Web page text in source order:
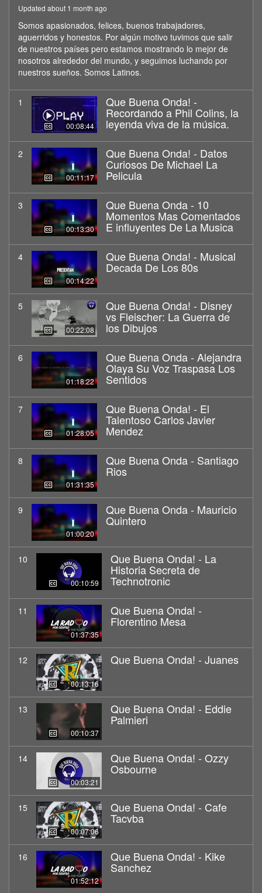
Updated about 1 month ago
Somos apasionados, felices, buenos trabajadores,
aguerridos y honestos. Por algún motivo tuvimos que salir
de nuestros países pero estamos mostrando lo mejor de
nosotros alrededor del mundo, y seguimos luchando por
nuestros sueños. Somos Latinos.
1
00:08:44
Que Buena Onda! -
Recordando a Phil Colins, la
leyenda viva de la música.
2
00:11:17
Que Buena Onda! - Datos
Curiosos De Michael La
Pelicula
3
00:13:30
Que Buena Onda - 10
Momentos Mas Comentados
E influyentes De La Musica
4
00:14:22
Que Buena Onda! - Musical
Decada De Los 80s
5
00:22:08
Que Buena Onda! - Disney
vs Fleischer: La Guerra de
los Dibujos
6
01:18:22
Que Buena Onda - Alejandra
Olaya Su Voz Traspasa Los
Sentidos
7
01:28:05
Que Buena Onda! - El
Talentoso Carlos Javier
Mendez
8
01:31:35
Que Buena Onda - Santiago
Rios
9
01:00:20
Que Buena Onda - Mauricio
Quintero
10
00:10:59
Que Buena Onda! - La
Historia Secreta de
Technotronic
11
01:37:35
Que Buena Onda! -
Florentino Mesa
12
00:13:16
Que Buena Onda! - Juanes
13
00:10:37
Que Buena Onda! - Eddie
Palmieri
14
00:03:21
Que Buena Onda! - Ozzy
Osbourne
15
00:07:06
Que Buena Onda! - Cafe
Tacvba
16
01:52:12
Que Buena Onda! - Kike
Sanchez